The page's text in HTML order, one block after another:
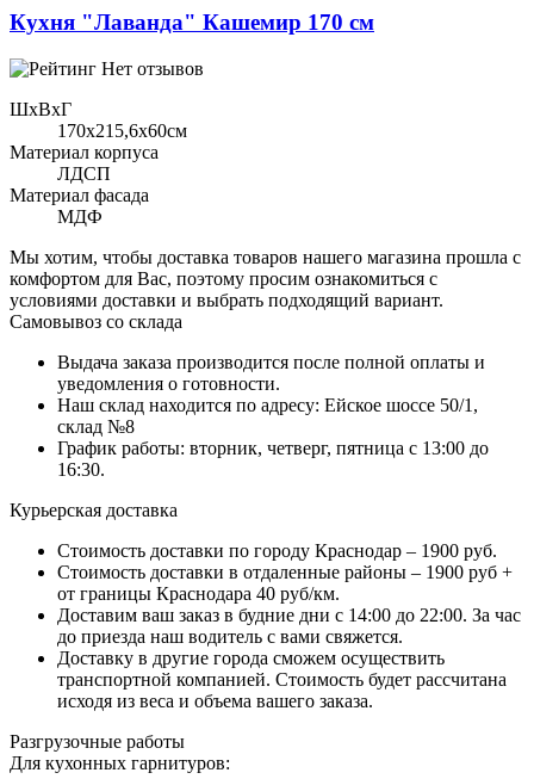
Кухня "Лаванда" Кашемир 170 см
Нет отзывов
ШхВхГ
170x215,6х60см
Материал корпуса
ЛДСП
Материал фасада
МДФ
Мы хотим, чтобы доставка товаров нашего магазина прошла с
комфортом для Вас, поэтому просим ознакомиться с
условиями доставки и выбрать подходящий вариант.
Самовывоз со склада
Выдача заказа производится после полной оплаты и
уведомления о готовности.
Наш склад находится по адресу: Ейское шоссе 50/1,
склад №8
График работы: вторник, четверг, пятница с 13:00 до
16:30.
Курьерская доставка
Стоимость доставки по городу Краснодар – 1900 руб.
Стоимость доставки в отдаленные районы – 1900 руб +
от границы Краснодара 40 руб/км.
Доставим ваш заказ в будние дни с 14:00 до 22:00. За час
до приезда наш водитель с вами свяжется.
Доставку в другие города сможем осуществить
транспортной компанией. Стоимость будет рассчитана
исходя из веса и объема вашего заказа.
Разгрузочные работы
Для кухонных гарнитуров: